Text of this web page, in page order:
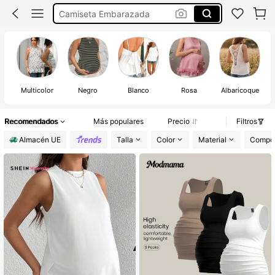
Premama Verano
Multicolor Negro Blanco Rosa Albaricoque
Recomendados Más populares Precio
Filtros
Almacén UE
Talla Color Material